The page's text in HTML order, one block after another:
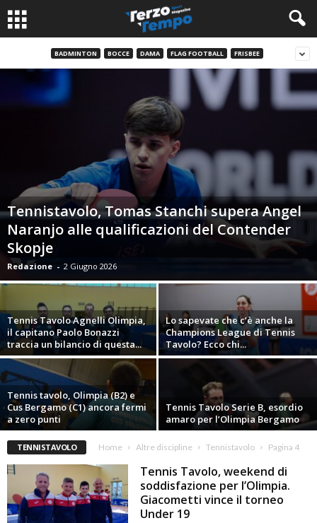
BADMINTON BOCCE DAMA FLAG FOOTBALL FRISBEE
Tennistavolo, Tomas Stanchi supera Angel
Naranjo alle qualificazioni del Contender
Skopje
Redazione - 2 Giugno 2026
Tennis Tavolo Agnelli Olimpia,
il capitano Paolo Bonazzi
traccia un bilancio di questa...
Lo sapevate che c’è anche la
Champions League di Tennis
Tavolo? Ecco chi...
Tennis tavolo, Olimpia (B2) e
Cus Bergamo (C1) ancora fermi
a zero punti
Tennis Tavolo Serie B, esordio
amaro per l’Olimpia Bergamo
TENNISTAVOLO Home Altre discipline Tennistavolo Pagina 4
Tennis Tavolo, weekend di
soddisfazione per l’Olimpia.
Giacometti vince il torneo
Under 19